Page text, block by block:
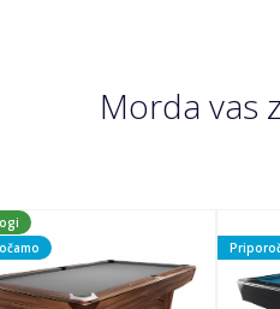
Morda vas
Priporočamo